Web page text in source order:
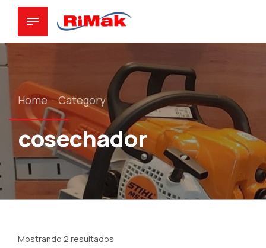
Home Category
cosechador
Mostrando 2 resultados